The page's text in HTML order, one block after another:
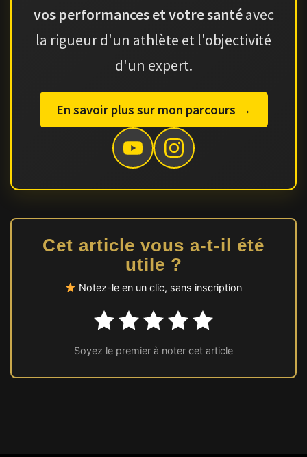
vos performances et votre santéavec
la rigueur d'un athlète et l'objectivité
d'un expert.
En savoir plus sur mon parcours →
Cet article vous a-t-il été
utile ?
Notez-le en un clic, sans inscription
Soyez le premier à noter cet article